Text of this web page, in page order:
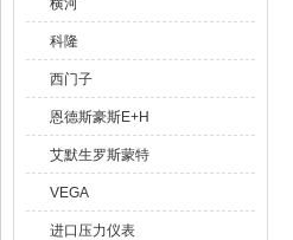
横河
科隆
西门子
恩德斯豪斯E+H
艾默生罗斯蒙特
VEGA
进口压力仪表